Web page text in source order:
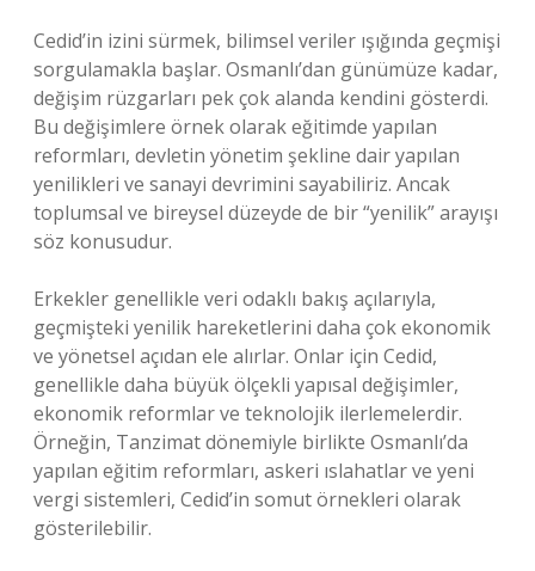
Cedid’in izini sürmek, bilimsel veriler ışığında geçmişi
sorgulamakla başlar. Osmanlı’dan günümüze kadar,
değişim rüzgarları pek çok alanda kendini gösterdi.
Bu değişimlere örnek olarak eğitimde yapılan
reformları, devletin yönetim şekline dair yapılan
yenilikleri ve sanayi devrimini sayabiliriz. Ancak
toplumsal ve bireysel düzeyde de bir “yenilik” arayışı
söz konusudur.
Erkekler genellikle veri odaklı bakış açılarıyla,
geçmişteki yenilik hareketlerini daha çok ekonomik
ve yönetsel açıdan ele alırlar. Onlar için Cedid,
genellikle daha büyük ölçekli yapısal değişimler,
ekonomik reformlar ve teknolojik ilerlemelerdir.
Örneğin, Tanzimat dönemiyle birlikte Osmanlı’da
yapılan eğitim reformları, askeri ıslahatlar ve yeni
vergi sistemleri, Cedid’in somut örnekleri olarak
gösterilebilir.